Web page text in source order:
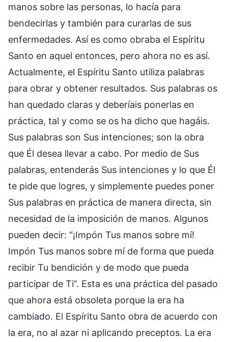
manos sobre las personas, lo hacía para
bendecirlas y también para curarlas de sus
enfermedades. Así es como obraba el Espíritu
Santo en aquel entonces, pero ahora no es así.
Actualmente, el Espíritu Santo utiliza palabras
para obrar y obtener resultados. Sus palabras os
han quedado claras y deberíais ponerlas en
práctica, tal y como se os ha dicho que hagáis.
Sus palabras son Sus intenciones; son la obra
que Él desea llevar a cabo. Por medio de Sus
palabras, entenderás Sus intenciones y lo que Él
te pide que logres, y simplemente puedes poner
Sus palabras en práctica de manera directa, sin
necesidad de la imposición de manos. Algunos
pueden decir: “¡Impón Tus manos sobre mí!
Impón Tus manos sobre mí de forma que pueda
recibir Tu bendición y de modo que pueda
participar de Ti”. Esta es una práctica del pasado
que ahora está obsoleta porque la era ha
cambiado. El Espíritu Santo obra de acuerdo con
la era, no al azar ni aplicando preceptos. La era